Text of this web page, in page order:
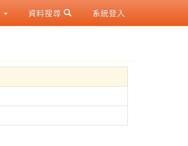
資料搜尋 系統登入